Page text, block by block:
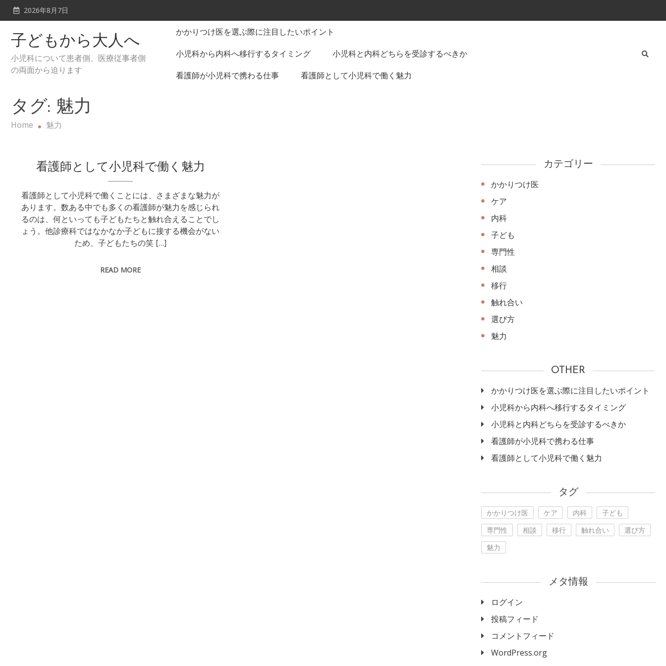
Skip
2026年8月7日
子どもから大人へ
小児科について患者側、医療従事者側
の両面から迫ります
かかりつけ医を選ぶ際に注目したいポイント
小児科から内科へ移行するタイミング
小児科と内科どちらを受診するべきか
看護師が小児科で携わる仕事
看護師として小児科で働く魅力
タグ: 魅力
Home 魅力
看護師として小児科で働く魅力
看護師として小児科で働くことには、さまざまな魅力が
あります。数ある中でも多くの看護師が魅力を感じられ
るのは、何といっても子どもたちと触れ合えることでし
ょう。他診療科ではなかなか子どもに接する機会がない
ため、子どもたちの笑 […]
READ MORE
カテゴリー
かかりつけ医
ケア
内科
子ども
専門性
相談
移行
触れ合い
選び方
魅力
OTHER
かかりつけ医を選ぶ際に注目したいポイント
小児科から内科へ移行するタイミング
小児科と内科どちらを受診するべきか
看護師が小児科で携わる仕事
看護師として小児科で働く魅力
タグ
かかりつけ医 ケア 内科
子ども
専門性
相談 移行 触れ合い
選び方
魅力
メタ情報
ログイン
投稿フィード
コメントフィード
WordPress.org